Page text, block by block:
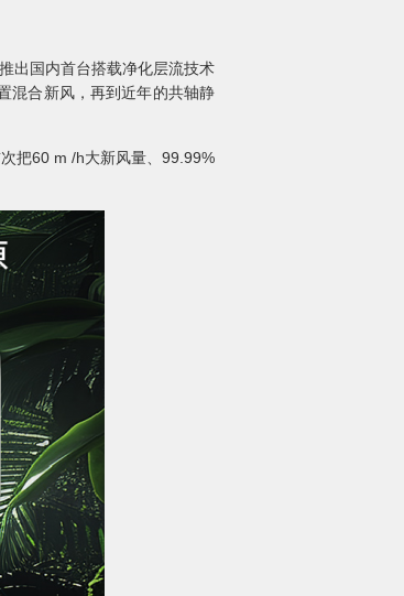
出国内首台搭载净化层流技术
混合新风，再到近年的共轴静
把60 m /h大新风量、99.99%